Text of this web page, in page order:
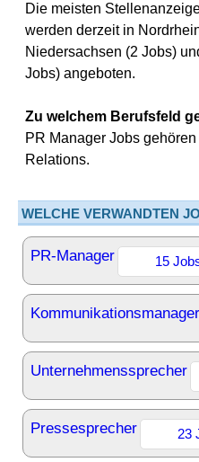
Die meisten
werden derzeit in
Niedersachsen (2 Jobs)
Jobs) angeboten.
Zu welchem Berufsfeld
PR Manager Jobs
Relations.
WELCHE VERWANDTEN
PR-Manager 15
Kommunikationsmanager
Unternehmenssprecher
Pressesprecher 23